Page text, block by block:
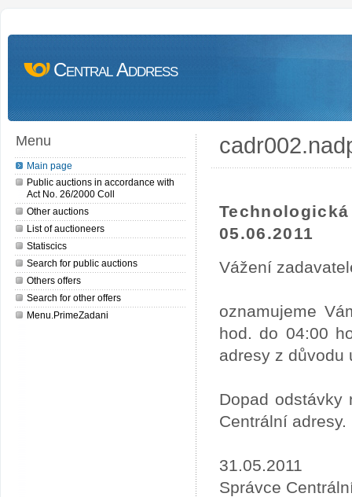
Central Address
Menu
Main page
Public auctions in accordance with
Act No. 26/2000 Coll
Other auctions
List of auctioneers
Statiscics
Search for public auctions
Others offers
Search for other offers
Menu.PrimeZadani
05.06.2011
Vážení
oznamujeme
hod. do 04:00
adresy z důvodu
Dopad odstávky
Centrální adresy.
31.05.2011
Správce